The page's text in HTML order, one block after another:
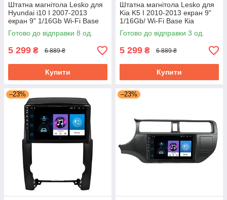
Штатна магнітола Lesko для
Hyundai i10 I 2007-2013
екран 9" 1/16Gb Wi-Fi Base
Хюндай Android
Готово до відправки 8 од.
5 299 ₴ 6 889 ₴
Купити
Штатна магнітола Lesko для
Kia K5 I 2010-2013 екран 9"
1/16Gb/ Wi-Fi Base Кіа
Готово до відправки 3 од.
5 299 ₴ 6 889 ₴
Купити
–23% –23%